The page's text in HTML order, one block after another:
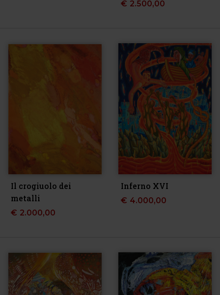
€ 2.500,00
Il crogiuolo dei
metalli
€ 2.000,00
Inferno XVI
€ 4.000,00